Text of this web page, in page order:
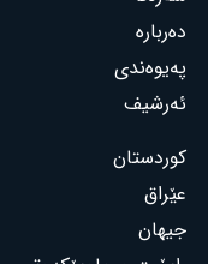
دەربارە
پەیوەندی
ئەرشیف
کوردستان
عێراق
جیهان